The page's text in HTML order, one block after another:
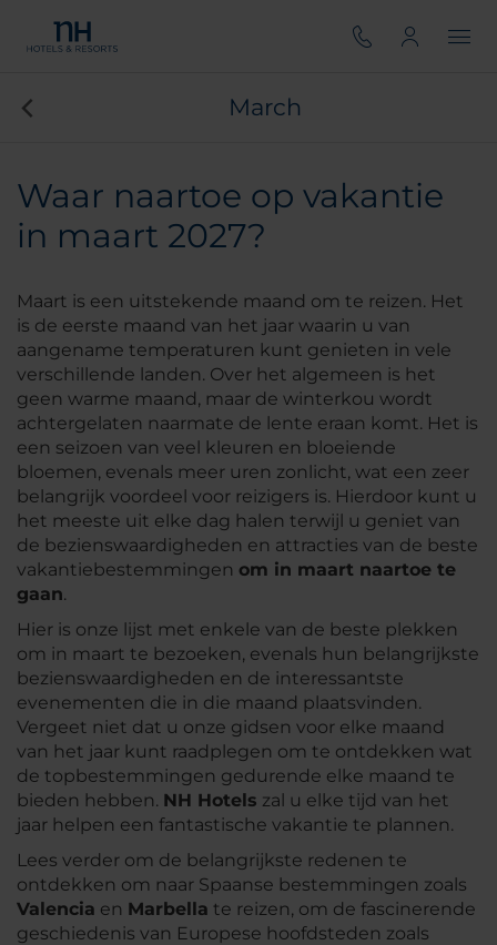
March
Waar naartoe op vakantie
in maart 2027?
Maart is een uitstekende maand om te reizen. Het
is de eerste maand van het jaar waarin u van
aangename temperaturen kunt genieten in vele
verschillende landen. Over het algemeen is het
geen warme maand, maar de winterkou wordt
achtergelaten naarmate de lente eraan komt. Het is
een seizoen van veel kleuren en bloeiende
bloemen, evenals meer uren zonlicht, wat een zeer
belangrijk voordeel voor reizigers is. Hierdoor kunt u
het meeste uit elke dag halen terwijl u geniet van
de bezienswaardigheden en attracties van de beste
vakantiebestemmingen om in maart naartoe te
gaan.
Hier is onze lijst met enkele van de beste plekken
om in maart te bezoeken, evenals hun belangrijkste
bezienswaardigheden en de interessantste
evenementen die in die maand plaatsvinden.
Vergeet niet dat u onze gidsen voor elke maand
van het jaar kunt raadplegen om te ontdekken wat
de topbestemmingen gedurende elke maand te
bieden hebben. NH Hotels zal u elke tijd van het
jaar helpen een fantastische vakantie te plannen.
Lees verder om de belangrijkste redenen te
ontdekken om naar Spaanse bestemmingen zoals
Valencia en Marbella te reizen, om de fascinerende
geschiedenis van Europese hoofdsteden zoals